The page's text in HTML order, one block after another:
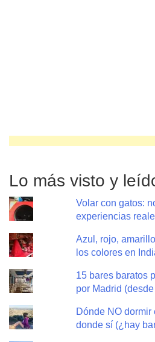
Lo más visto y
Volar con gatos:
experiencias
Azul, rojo,
los colores en
15 bares baratos
por Madrid
Dónde NO
donde sí (¿hay